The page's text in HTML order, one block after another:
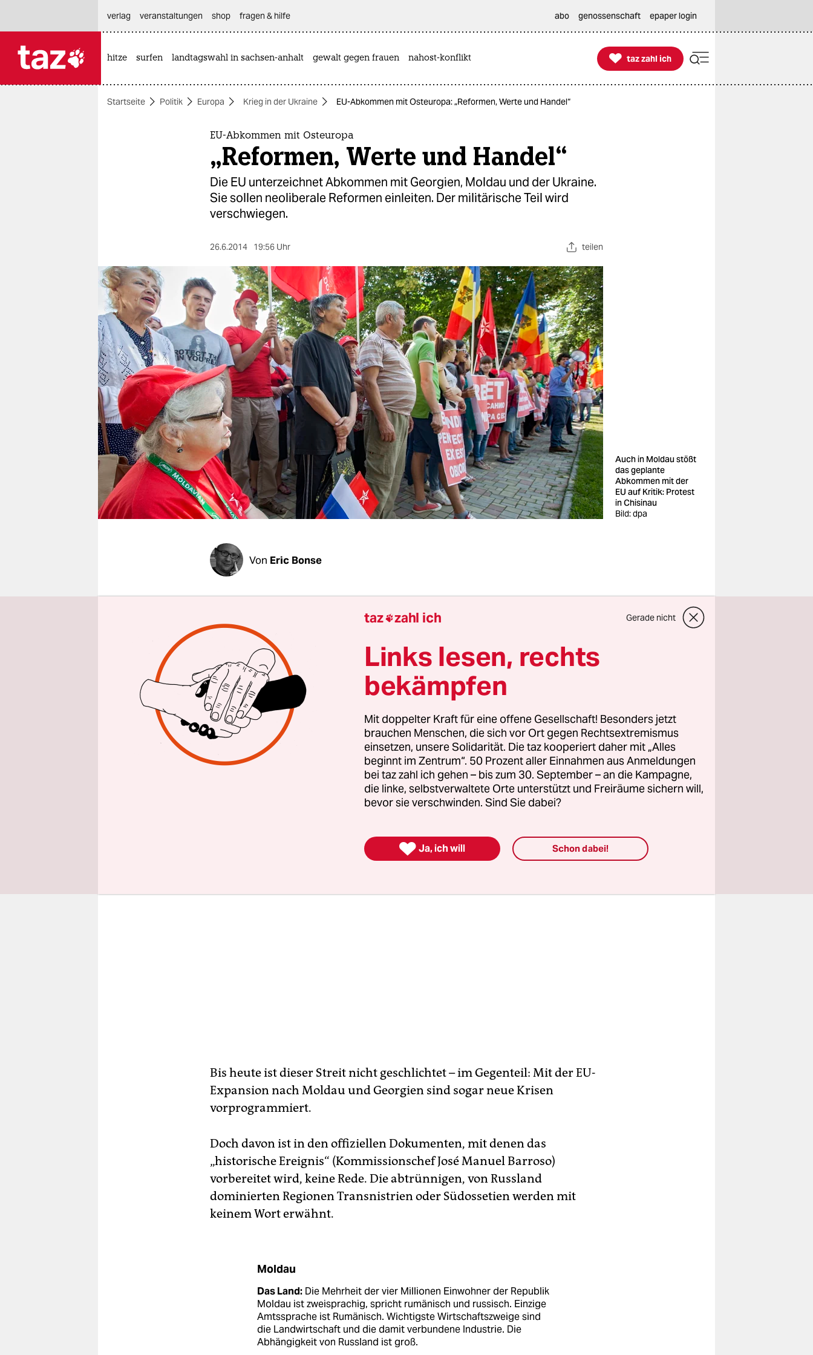
themen
berlin
nord
wahrheit
verlag
verlag
veranstaltungen
shop
fragen & hilfe
unterstützen
abo
genossenschaft
verlag
veranstaltungen shop fragen & hilfe abo genossenschaft epaper login
hitze surfen landtagswahl in sachsen-anhalt gewalt gegen frauen nahost-konflikt 
taz zahl ich
taz zahl ich
Startseite Politik Europa Krieg in der Ukraine EU-Abkommen mit Osteuropa: „Reformen, Werte und Handel“
EU-Abkommen mit Osteuropa
„Reformen, Werte und Handel“
Die EU unterzeichnet Abkommen mit Georgien, Moldau und der Ukraine.
Sie sollen neoliberale Reformen einleiten. Der militärische Teil wird
verschwiegen.
26.6.2014 19:56 Uhr teilen
Auch in Moldau stößt
das geplante
Abkommen mit der
EU auf Kritik: Protest
in Chisinau
Bild: dpa
Von Eric Bonse
| Beim EU-Gipfel in Brüssel werden am Freitag die
Assoziierungsabkommen mit der Ukraine, Moldau und Georgien
unterzeichnet. Dabei geht es im Fall der Ukraine nur noch um den
wirtschaftlichen Teil, da der politische bereits im März dieses Jahres
unterschrieben wurde.
So schließt sich der Kreis, der mit dem EU-Gipfel zur Östlichen
Partnerschaft im November in Vilnius begann – und Europa an den
Rand eines neuen Kalten Krieges führte: Als der frühere ukrainische
Präsident Wiktor Janukowitsch damals in Vilnius seine Unterschrift
unter das EU-Paket verweigerte, löste er ungewollt nicht nur seinen
eigenen Sturz durch die Proteste auf dem Maidan-Platz von Kiew aus,
Bis heute ist dieser Streit nicht geschlichtet – im Gegenteil: Mit der EU-
Expansion nach Moldau und Georgien sind sogar neue Krisen
vorprogrammiert.
Doch davon ist in den offiziellen Dokumenten, mit denen das
„historische Ereignis“ (Kommissionschef José Manuel Barroso)
vorbereitet wird, keine Rede. Die abtrünnigen, von Russland
dominierten Regionen Transnistrien oder Südossetien werden mit
keinem Wort erwähnt.
Moldau
Das Land:Die Mehrheit der vier Millionen Einwohner der Republik
Moldau ist zweisprachig, spricht rumänisch und russisch. Einzige
Amtssprache ist Rumänisch. Wichtigste Wirtschaftszweige sind
die Landwirtschaft und die damit verbundene Industrie. Die
Abhängigkeit von Russland ist groß.
taz zahl ich Gerade nicht
Links lesen, rechts
bekämpfen
Mit doppelter Kraft für eine offene Gesellschaft! Besonders jetzt
brauchen Menschen, die sich vor Ort gegen Rechtsextremismus
einsetzen, unsere Solidarität. Die taz kooperiert daher mit „Alles
beginnt im Zentrum“. 50 Prozent aller Einnahmen aus Anmeldungen
bei taz zahl ich gehen – bis zum 30. September – an die Kampagne,
die linke, selbstverwaltete Orte unterstützt und Freiräume sichern will,
bevor sie verschwinden. Sind Sie dabei?
 Ja, ich will Schon dabei!